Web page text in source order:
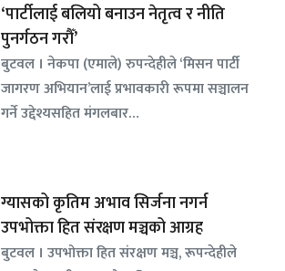
‘पार्टीलाई बलियो बनाउन नेतृत्व र नीति
पुनर्गठन गरौँ’
बुटवल । नेकपा (एमाले) रुपन्देहीले ‘मिसन पार्टी
जागरण अभियान’लाई प्रभावकारी रूपमा सञ्चालन
गर्ने उद्देश्यसहित मंगलबार…
ग्यासको कृतिम अभाव सिर्जना नगर्न
उपभोक्ता हित संरक्षण मञ्चको आग्रह
बुटवल । उपभोक्ता हित संरक्षण मञ्च, रूपन्देहीले